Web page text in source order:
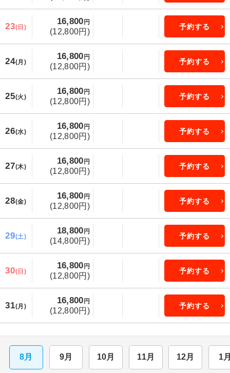
23(日)
16,800 円
(12,800円)
予約する
24(月)
16,800 円
(12,800円)
予約する
25(火)
16,800 円
(12,800円)
予約する
26(水)
16,800 円
(12,800円)
予約する
27(木)
16,800 円
(12,800円)
予約する
28(金)
16,800 円
(12,800円)
予約する
29(土)
18,800 円
(14,800円)
予約する
30(日)
16,800 円
(12,800円)
予約する
31(月)
16,800 円
(12,800円)
予約する
8月 9月 10月 11月 12月 1